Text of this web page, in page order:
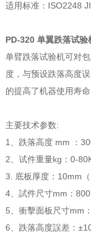
适用标准：ISO2248
PD-320 单翼跌落试验
单臂跌落试验机可对
度，与预设跌落高度
的提高了机器使用寿
主要技术参数:
1、跌落高度 mm ：
2、试件重量kg：0-
3. 底板厚度：10mm
4、試件尺寸mm：
5、衝擊面板尺寸mm
6、跌落高度誤差：